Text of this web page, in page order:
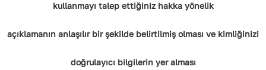
kullanmayı talep ettiğiniz hakka yönelik
açıklamanın anlaşılır bir şekilde belirtilmiş olması ve kimliğinizi
doğrulayıcı bilgilerin yer alması